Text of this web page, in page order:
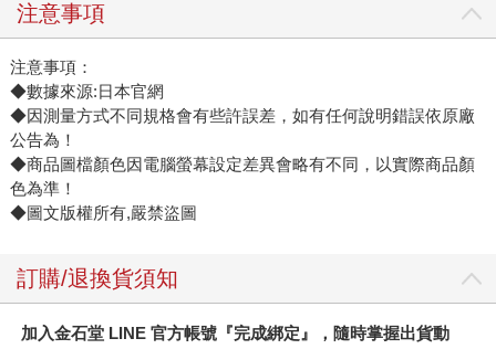
注意事項
注意事項：
◆數據來源:日本官網
◆因測量方式不同規格會有些許誤差，如有任何說明錯誤依原廠
公告為！
◆商品圖檔顏色因電腦螢幕設定差異會略有不同，以實際商品顏
色為準！
◆圖文版權所有,嚴禁盜圖
訂購/退換貨須知
加入金石堂 LINE 官方帳號『完成綁定』，隨時掌握出貨動